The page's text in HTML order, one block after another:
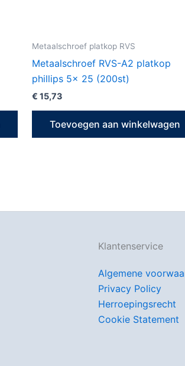
Metaalschroef platkop RVS
Metaalschroef RVS-A2 platkop
phillips 5x 25 (200st)
€ 15,73
Toevoegen aan winkelwagen
Klantenservice
Algemene
Privacy Policy
Herroepingsrecht
Cookie Statement